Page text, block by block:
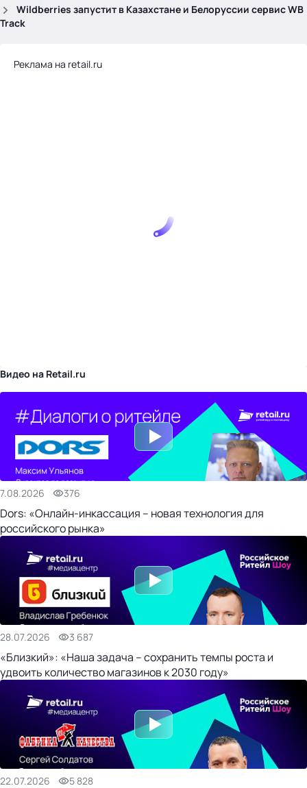
Wildberries запустит в Казахстане и Белоруссии сервис WB
Track
Реклама на retail.ru
Видео на Retail.ru
7.08.2026 376
Dors: «Онлайн-инкассация – новая технология для
российского рынка»
28.07.2026 3 687
«Близкий»: «Наша задача – сохранить темпы роста и
удвоить количество магазинов к 2030 году»
22.07.2026 5 828